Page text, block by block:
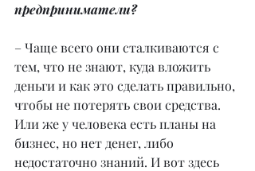
предприниматели?
– Чаще всего они сталкиваются с
тем, что не знают, куда вложить
деньги и как это сделать правильно,
чтобы не потерять свои средства.
Или же у человека есть планы на
бизнес, но нет денег, либо
недостаточно знаний. И вот здесь